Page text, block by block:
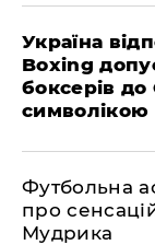
Україна
Boxing
боксерів
символікою
​Футбольна
про
Мудрика